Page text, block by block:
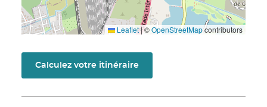
Leaflet|©OpenStreetMapcontributors
Calculez votre itinéraire